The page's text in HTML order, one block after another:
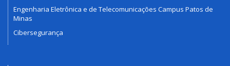
Engenharia Eletrônica e de Telecomunicações Campus Patos de
Minas
Cibersegurança